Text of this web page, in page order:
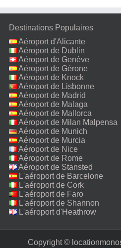
Destinations Populaires
Aéroport d'Alicante
Aéroport de Dublin
Aéroport de Genève
Aéroport de Gérone
Aéroport de Knock
Aéroport de Lisbonne
Aéroport de Madrid
Aéroport de Malaga
Aéroport de Mallorca
Aéroport de Milan Malpensa
Aéroport de Munich
Aéroport de Murcia
Aéroport de Nice
Aéroport de Rome
Fiumicino
Aéroport de Stansted
L'aéroport de Barcelone
L'aéroport de Cork
L'aéroport de Faro
L'aéroport de Shannon
L'aéroport d'Heathrow
Copyright ©